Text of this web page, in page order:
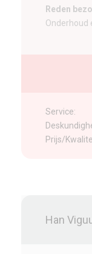
Reden
Onderhoud
Service:
Prijs/
Han